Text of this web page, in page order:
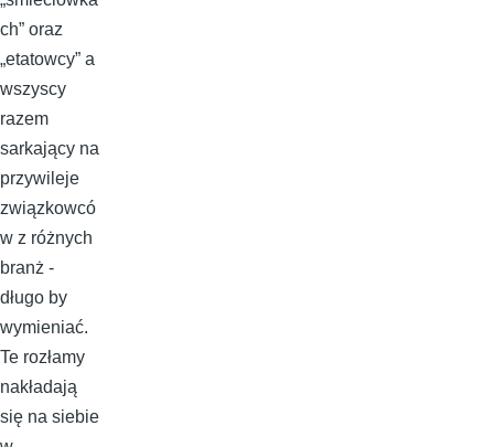
ch” oraz
„etatowcy” a
wszyscy
razem
sarkający na
przywileje
związkowcó
w z różnych
branż -
długo by
wymieniać.
Te rozłamy
nakładają
się na siebie